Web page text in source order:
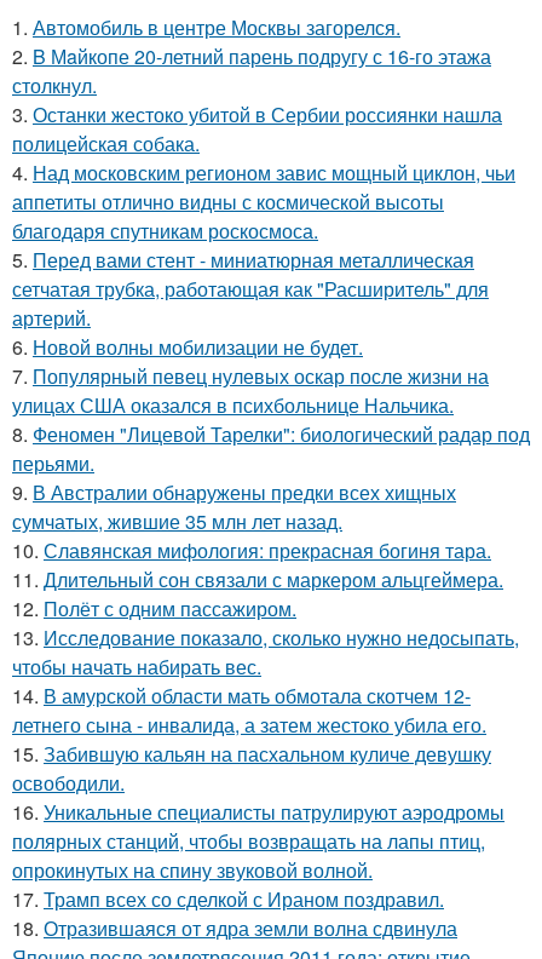
1. Автомобиль в центре Москвы загорелся.
2. B Мaйкопе 20-летний парень подругу с 16-го этажа
столкнул.
3. Останки жестоко убитой в Сербии россиянки нашла
полицейская собака.
4. Над московским регионом завис мощный циклон, чьи
аппетиты отлично видны с космической высоты
благодаря спутникам роскосмоса.
5. Перед вами стент - миниатюрная металлическая
сетчатая трубка, работающая как "Расширитель" для
артерий.
6. Новой волны мобилизации не будет.
7. Популярный певец нулевых оскар после жизни на
улицах США оказался в психбольнице Нальчика.
8. Феномен "Лицевой Тарелки": биологический радар под
перьями.
9. В Австралии обнаружены предки всех хищных
сумчатых, жившие 35 млн лет назад.
10. Славянская мифология: прекрасная богиня тара.
11. Длительный сон связали с маркером альцгеймера.
12. Полёт с одним пассажиром.
13. Исследование показало, сколько нужно недосыпать,
чтобы начать набирать вес.
14. В амурской области мать обмотала скотчем 12-
летнего сына - инвалида, а затем жестоко убила его.
15. Забившую кальян на пасхальном куличе девушку
освободили.
16. Уникальные специалисты патрулируют аэродромы
полярных станций, чтобы возвращать на лапы птиц,
опрокинутых на спину звуковой волной.
17. Трамп всех со сделкой с Ираном поздравил.
18. Отразившаяся от ядра земли волна сдвинула